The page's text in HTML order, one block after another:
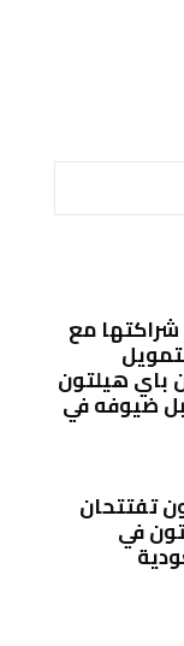
مع
باي هيلتون
ضيوفه في
تفتتحان
في